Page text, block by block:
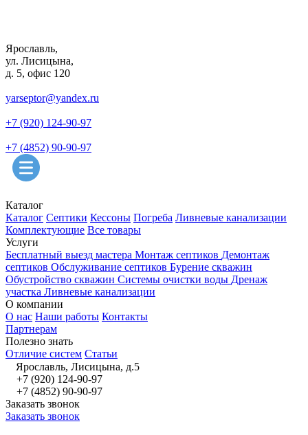
Ярославль,
ул. Лисицына,
д. 5, офис 120
yarseptor@yandex.ru
+7 (920) 124-90-97
+7 (4852) 90-90-97
Каталог
Каталог Септики Кессоны Погреба Ливневые канализации
Комплектующие Все товары
Услуги
Бесплатный выезд мастера Монтаж септиков Демонтаж
септиков Обслуживание септиков Бурение скважин
Обустройство скважин Системы очистки воды Дренаж
участка Ливневые канализации
О компании
О нас Наши работы Контакты
Партнерам
Полезно знать
Отличие систем Статьи
Ярославль, Лисицына, д.5
+7 (920) 124-90-97
+7 (4852) 90-90-97
Заказать звонок
Заказать звонок